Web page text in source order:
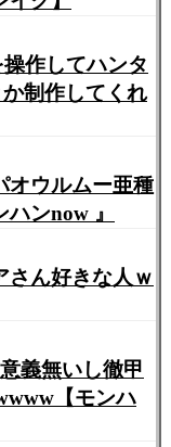
作してハンタ
制作してくれ
オウルムー亜種
ンnow 』
さん好きな人ｗ
義無いし徹甲
【モンハ